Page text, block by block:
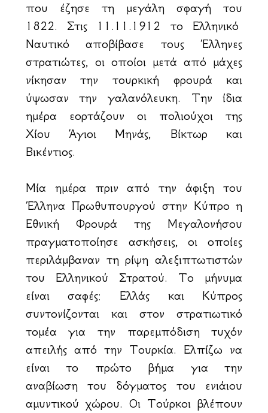
που έζησε τη μεγάλη σφαγή του
1822. Στις 11.11.1912 το Ελληνικό
Ναυτικό αποβίβασε τους Έλληνες
στρατιώτες, οι οποίοι μετά από μάχες
νίκησαν την τουρκική φρουρά και
ύψωσαν την γαλανόλευκη. Την ίδια
ημέρα εορτάζουν οι πολιούχοι της
Χίου Άγιοι Μηνάς, Βίκτωρ και
Βικέντιος.
Μία ημέρα πριν από την άφιξη του
Έλληνα Πρωθυπουργού στην Κύπρο η
Εθνική Φρουρά της Μεγαλονήσου
πραγματοποίησε ασκήσεις, οι οποίες
περιλάμβαναν τη ρίψη αλεξιπτωτιστών
του Ελληνικού Στρατού. Το μήνυμα
είναι σαφές: Ελλάς και Κύπρος
συντονίζονται και στον στρατιωτικό
τομέα για την παρεμπόδιση τυχόν
απειλής από την Τουρκία. Ελπίζω να
είναι το πρώτο βήμα για την
αναβίωση του δόγματος του ενιάιου
αμυντικού χώρου. Οι Τούρκοι βλέπουν